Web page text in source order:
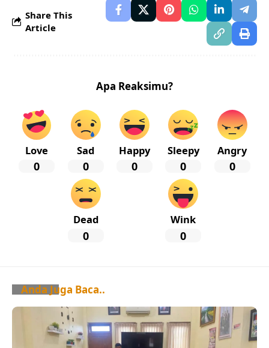
Share This
Article
Apa Reaksimu?
Love
0
Sad
0
Happy
0
Sleepy
0
Angry
0
Dead
0
Wink
0
Anda Juga Baca..